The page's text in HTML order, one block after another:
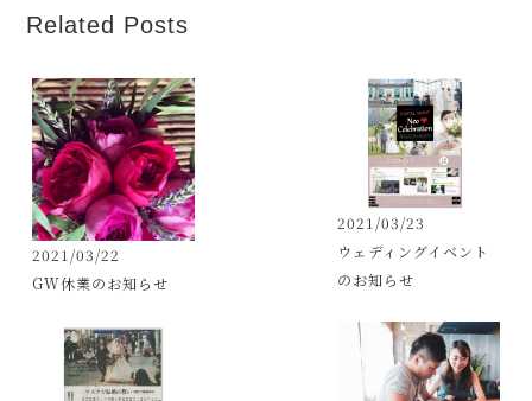
Related Posts
2021/03/22
GW休業のお知らせ
2021/03/23
ウェディングイベント
のお知らせ